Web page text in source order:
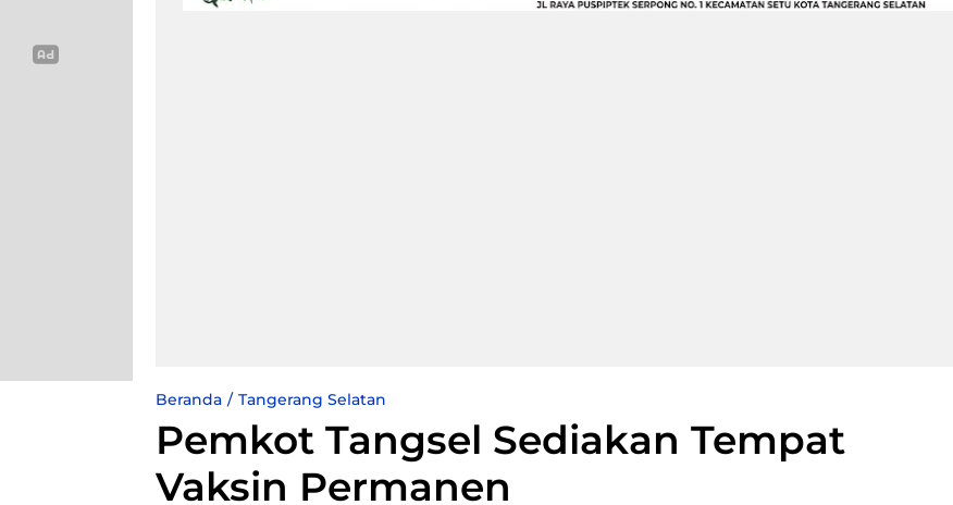
Beranda Tangerang Selatan
Pemkot Tangsel Sediakan Tempat
Vaksin Permanen